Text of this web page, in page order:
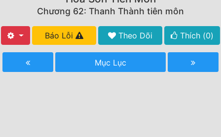
Tất Cả
Hoàn Thành
Chương 62: Thanh Thành tiên môn
Báo Lỗi Theo Dõi Thích (0)
Mục Lục